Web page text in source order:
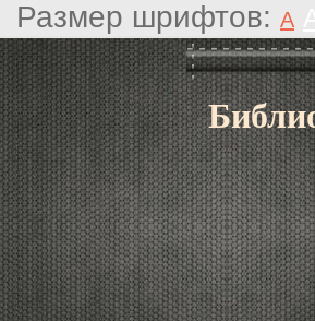
Размер шрифтов: A